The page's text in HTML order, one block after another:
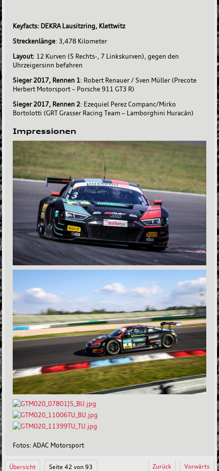
Keyfacts: DEKRA Lausitzring, Klettwitz
Streckenlänge: 3,478 Kilometer
Layout: 12 Kurven (5 Rechts-, 7 Linkskurven), gegen den
Uhrzeigersinn befahren
Sieger 2017, Rennen 1: Robert Renauer / Sven Müller (Precote
Herbert Motorsport – Porsche 911 GT3 R)
Sieger 2017, Rennen 2: Ezequiel Perez Companc/Mirko
Bortolotti (GRT Grasser Racing Team – Lamborghini Huracán)
Impressionen
Fotos: ADAC Motorsport
Übersicht Seite 42 von 93 Zurück Vorwärts